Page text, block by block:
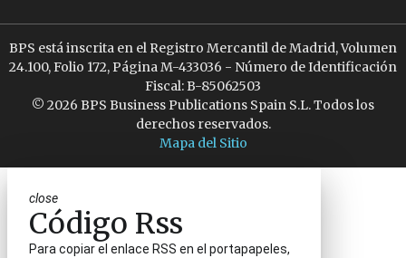
BPS está inscrita en el Registro Mercantil de Madrid, Volumen
24.100, Folio 172, Página M-433036 - Número de Identificación
Fiscal: B-85062503
© 2026 BPS Business Publications Spain S.L. Todos los
derechos reservados.
Mapa del Sitio
close
Código Rss
Para copiar el enlace RSS en el portapapeles,